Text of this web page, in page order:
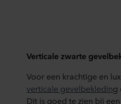
Verticale zwarte
Voor een krachtige en
verticale gevelbekleding
Dit is goed te zien bij een